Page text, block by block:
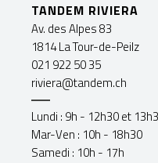
TANDEM RIVIERA
Av. des Alpes 83
1814 La Tour-de-Peilz
021 922 50 35
riviera@tandem.ch
Lundi : 9h - 12h30 et
Mar-Ven : 10h - 18h30
Samedi : 10h - 17h